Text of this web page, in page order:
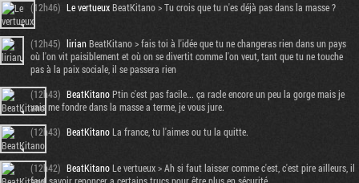
(12h46) Le vertueuxBeatKitano > Tu crois que tu n'es déjà pas dans la masse ?
(12h45) lirianBeatKitano > fais toi à l'idée que tu ne changeras rien dans un pays
où l'on vit paisiblement et où on se divertit comme l'on veut, tant que tu ne touche
pas à la paix sociale, il se passera rien
(12h43) BeatKitanoPtin c'est pas facile... ça racle encore un peu la gorge mais je
vais me fondre dans la masse a terme, je vous jure.
(12h43) BeatKitanoLa france, tu l'aimes ou tu la quitte.
(12h42) BeatKitanoLe vertueux > Ah si faut laisser comme c'est, c'est pire ailleurs, il